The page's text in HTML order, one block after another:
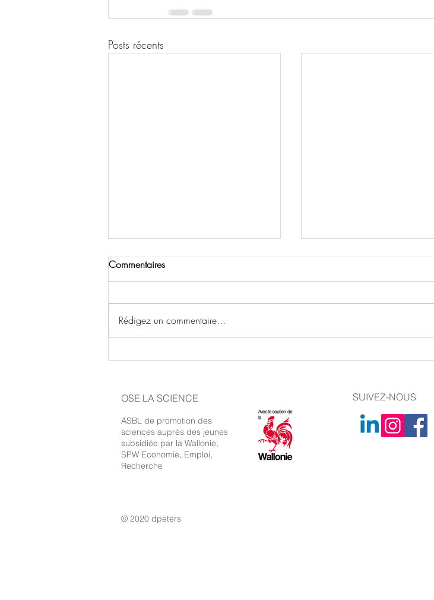
Posts récents
Bienvenue !
Le nouveau catalogue des
Commentaires
Rédigez un commentaire...
OSE LA SCIENCE
ASBL de promotion des
sciences auprès des jeunes
subsidiée par la Wallonie,
SPW Economie, Emploi,
Recherche
© 2020 dpeters
SUIVEZ-NOUS